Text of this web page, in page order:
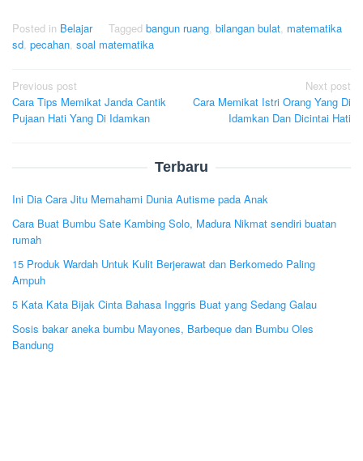
Posted in Belajar Tagged bangun ruang, bilangan bulat, matematika
sd, pecahan, soal matematika
Post
navigation
Previous post
Cara Tips Memikat Janda Cantik
Pujaan Hati Yang Di Idamkan
Next post
Cara Memikat Istri Orang Yang Di
Idamkan Dan Dicintai Hati
Terbaru
Ini Dia Cara Jitu Memahami Dunia Autisme pada Anak
Cara Buat Bumbu Sate Kambing Solo, Madura Nikmat sendiri buatan
rumah
15 Produk Wardah Untuk Kulit Berjerawat dan Berkomedo Paling
Ampuh
5 Kata Kata Bijak Cinta Bahasa Inggris Buat yang Sedang Galau
Sosis bakar aneka bumbu Mayones, Barbeque dan Bumbu Oles
Bandung